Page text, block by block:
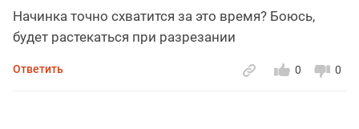
Начинка точно схватится за это время? Боюсь,
будет растекаться при разрезании
0
0
Ответить